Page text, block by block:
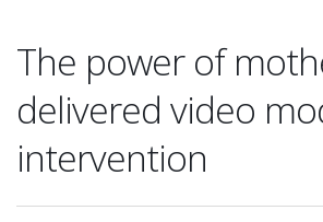
The power of
delivered video
intervention